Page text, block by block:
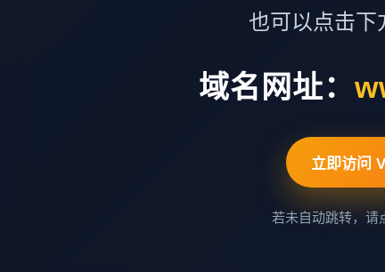
也可以点击下
域名网址：
立即访问
若未自动跳转，请